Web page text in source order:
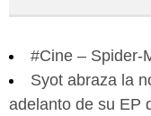
#Cine – Spider-
Syot abraza la
adelanto de su EP